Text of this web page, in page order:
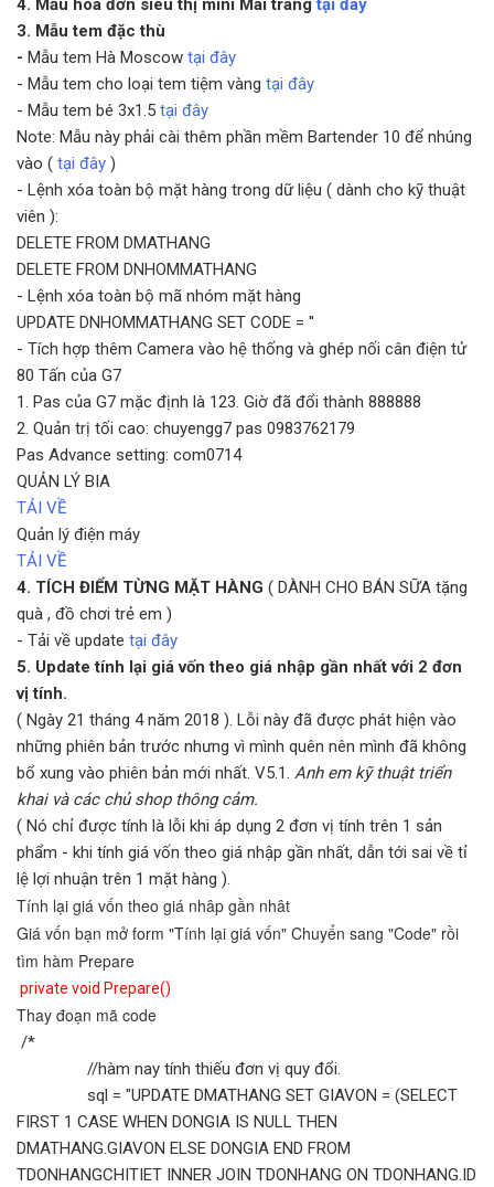
3. Mẫu tem đặc thù
- Mẫu tem Hà Moscow tại đây
- Mẫu tem cho loại tem tiệm vàng tại đây
- Mẫu tem bé 3x1.5 tại đây
Note: Mẫu này phải cài thêm phần mềm Bartender 10 để nhúng
vào ( tại đây )
- Lệnh xóa toàn bộ mặt hàng trong dữ liệu ( dành cho kỹ thuật
viên ):
DELETE FROM DMATHANG
DELETE FROM DNHOMMATHANG
- Lệnh xóa toàn bộ mã nhóm mặt hàng
UPDATE DNHOMMATHANG SET CODE = ''
- Tích hợp thêm Camera vào hệ thống và ghép nối cân điện tử
80 Tấn của G7
1. Pas của G7 mặc định là 123. Giờ đã đổi thành 888888
2. Quản trị tối cao: chuyengg7 pas 0983762179
Pas Advance setting: com0714
QUẢN LÝ BIA
TẢI VỀ
Quản lý điện máy
TẢI VỀ
4. TÍCH ĐIỂM TỪNG MẶT HÀNG ( DÀNH CHO BÁN SỮA tặng
quà , đồ chơi trẻ em )
- Tải về update tại đây
5. Update tính lại giá vốn theo giá nhập gần nhất với 2 đơn
vị tính.
( Ngày 21 tháng 4 năm 2018 ). Lỗi này đã được phát hiện vào
những phiên bản trước nhưng vì mình quên nên mình đã không
bổ xung vào phiên bản mới nhất. V5.1. Anh em kỹ thuật triển
khai và các chủ shop thông cảm.
( Nó chỉ được tính là lỗi khi áp dụng 2 đơn vị tính trên 1 sản
phẩm - khi tính giá vốn theo giá nhập gần nhất, dẫn tới sai về tỉ
lệ lợi nhuận trên 1 mặt hàng ).
Tính lại giá vốn theo giá nhâp gần nhât
Giá vốn bạn mở form "Tính lại giá vốn" Chuyển sang "Code" rồi
tìm hàm Prepare
private void Prepare()
Thay đoạn mã code
/*
//hàm nay tính thiếu đơn vị quy đổi.
sql = "UPDATE DMATHANG SET GIAVON = (SELECT
FIRST 1 CASE WHEN DONGIA IS NULL THEN
DMATHANG.GIAVON ELSE DONGIA END FROM
TDONHANGCHITIET INNER JOIN TDONHANG ON TDONHANG.ID